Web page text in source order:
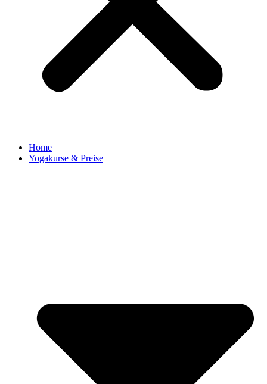
Home
Yogakurse & Preise